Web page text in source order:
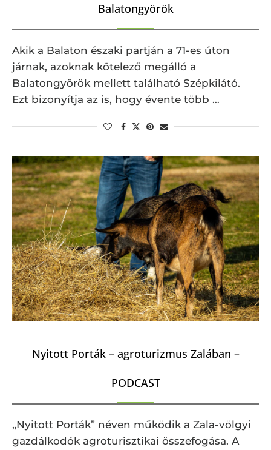
Balatongyörök
Akik a Balaton északi partján a 71-es úton
járnak, azoknak kötelező megálló a
Balatongyörök mellett található Szépkilátó.
Ezt bizonyítja az is, hogy évente több …
Nyitott Porták – agroturizmus Zalában –
PODCAST
„Nyitott Porták” néven működik a Zala-völgyi
gazdálkodók agroturisztikai összefogása. A